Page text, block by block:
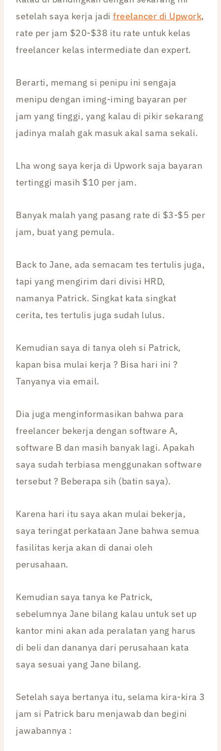
setelah saya kerja jadi freelancer di Upwork,
rate per jam $20-$38 itu rate untuk kelas
freelancer kelas intermediate dan expert.
Berarti, memang si penipu ini sengaja
menipu dengan iming-iming bayaran per
jam yang tinggi, yang kalau di pikir sekarang
jadinya malah gak masuk akal sama sekali.
Lha wong saya kerja di Upwork saja bayaran
tertinggi masih $10 per jam.
Banyak malah yang pasang rate di $3-$5 per
jam, buat yang pemula.
Back to Jane, ada semacam tes tertulis juga,
tapi yang mengirim dari divisi HRD,
namanya Patrick. Singkat kata singkat
cerita, tes tertulis juga sudah lulus.
Kemudian saya di tanya oleh si Patrick,
kapan bisa mulai kerja ? Bisa hari ini ?
Tanyanya via email.
Dia juga menginformasikan bahwa para
freelancer bekerja dengan software A,
software B dan masih banyak lagi. Apakah
saya sudah terbiasa menggunakan software
tersebut ? Beberapa sih (batin saya).
Karena hari itu saya akan mulai bekerja,
saya teringat perkataan Jane bahwa semua
fasilitas kerja akan di danai oleh
perusahaan.
Kemudian saya tanya ke Patrick,
sebelumnya Jane bilang kalau untuk set up
kantor mini akan ada peralatan yang harus
di beli dan dananya dari perusahaan kata
saya sesuai yang Jane bilang.
Setelah saya bertanya itu, selama kira-kira 3
jam si Patrick baru menjawab dan begini
jawabannya :